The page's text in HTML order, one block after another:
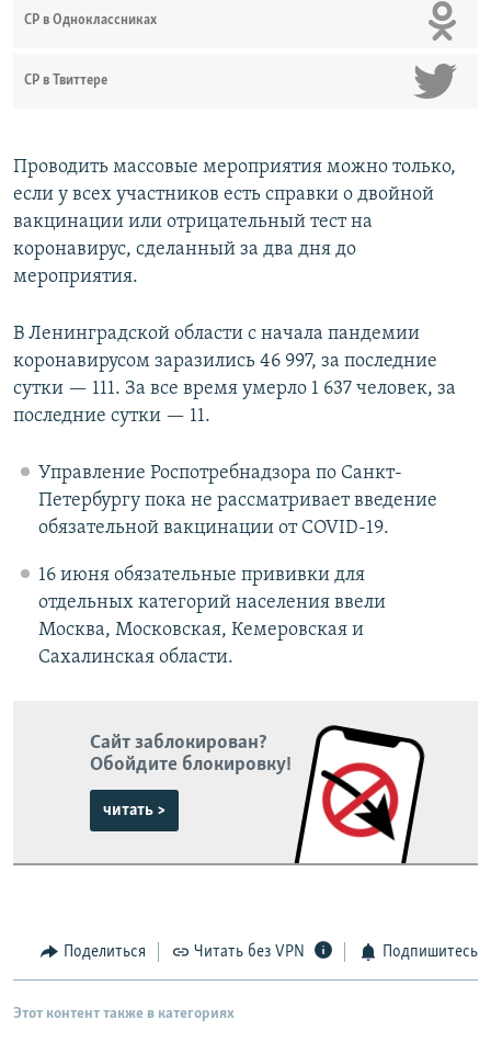
СР в Одноклассниках
СР в Твиттере
Проводить массовые мероприятия можно только,
если у всех участников есть справки о двойной
вакцинации или отрицательный тест на
коронавирус, сделанный за два дня до
мероприятия.
В Ленинградской области с начала пандемии
коронавирусом заразились 46 997, за последние
сутки — 111. За все время умерло 1 637 человек, за
последние сутки — 11.
Управление Роспотребнадзора по Санкт-
Петербургу пока не рассматривает введение
обязательной вакцинации от COVID-19.
16 июня обязательные прививки для
отдельных категорий населения ввели
Москва, Московская, Кемеровская и
Сахалинская области.
Сайт заблокирован?
Обойдите блокировку!
читать >
Поделиться Читать без VPN Подпишитесь
Этот контент также в категориях